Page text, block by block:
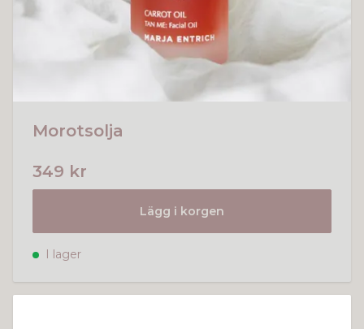
Morotsolja
349 kr
Lägg i korgen
I lager